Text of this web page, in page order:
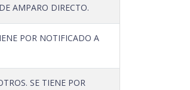
AMPARO DIRECTO.
POR NOTIFICADO A
SE TIENE POR